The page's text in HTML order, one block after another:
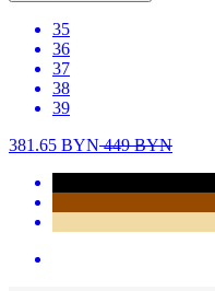
35
36
37
38
39
381.65 BYN449BYN